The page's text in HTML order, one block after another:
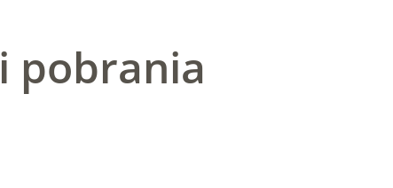
pobrania